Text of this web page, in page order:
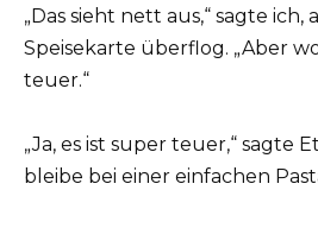
„Das sieht nett aus,“ sagte ich,
Speisekarte überflog. „Aber
teuer.“
„Ja, es ist super teuer,“ sagte
bleibe bei einer einfachen